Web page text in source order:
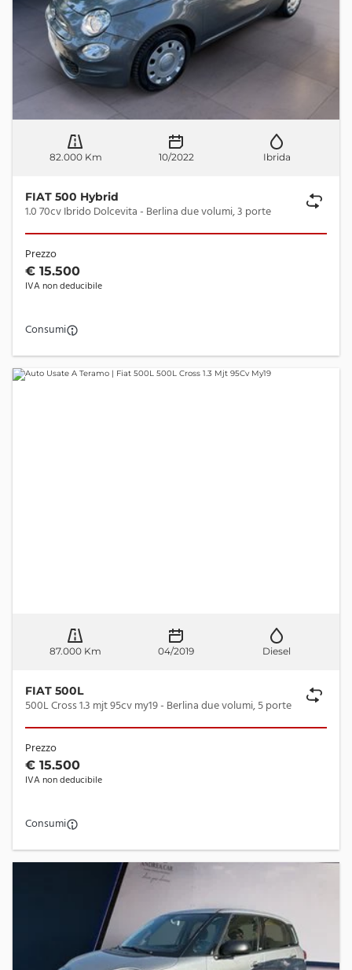
82.000 Km 10/2022 Ibrida
FIAT 500 Hybrid
1.0 70cv Ibrido Dolcevita - Berlina due volumi, 3 porte
Prezzo
€ 15.500
IVA non deducibile
Consumi
87.000 Km 04/2019 Diesel
FIAT 500L
500L Cross 1.3 mjt 95cv my19 - Berlina due volumi, 5 porte
Prezzo
€ 15.500
IVA non deducibile
Consumi